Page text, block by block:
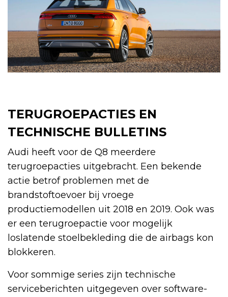
TERUGROEPACTIES EN
TECHNISCHE BULLETINS
Audi heeft voor de Q8 meerdere
terugroepacties uitgebracht. Een bekende
actie betrof problemen met de
brandstoftoevoer bij vroege
productiemodellen uit 2018 en 2019. Ook was
er een terugroepactie voor mogelijk
loslatende stoelbekleding die de airbags kon
blokkeren.
Voor sommige series zijn technische
serviceberichten uitgegeven over software-